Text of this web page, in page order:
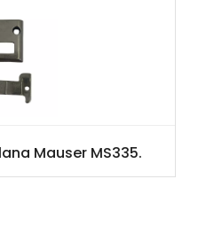
Mauser MS335.